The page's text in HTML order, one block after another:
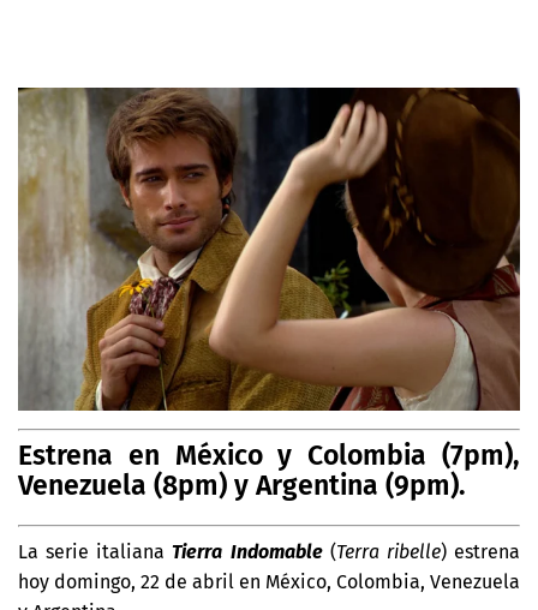
Estrena en México y Colombia (7pm),
Venezuela (8pm) y Argentina (9pm).
La serie italianaTierra Indomable(Terra ribelle) estrena
hoy domingo, 22 de abril en México, Colombia, Venezuela